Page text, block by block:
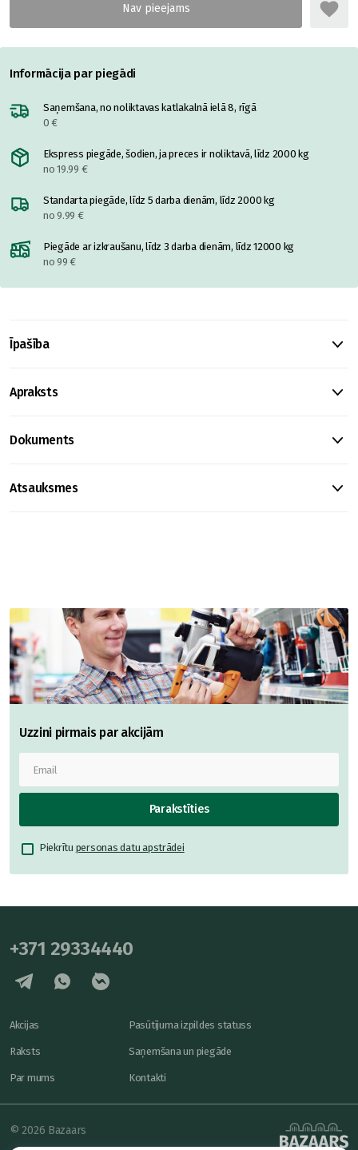
Informācija par piegādi
Saņemšana, no noliktavas katlakalnā ielā 8, rīgā
0 €
Ekspress piegāde, šodien, ja preces ir noliktavā, līdz 2000 kg
no 19.99 €
Standarta piegāde, līdz 5 darba dienām, līdz 2000 kg
no 9.99 €
Piegāde ar izkraušanu, līdz 3 darba dienām, līdz 12000 kg
no 99 €
Īpašība
Apraksts
Dokuments
Atsauksmes
Uzzini pirmais par akcijām
Parakstīties
Piekrītu personas datu apstrādei
+371 29334440
Akcijas
Raksts
Par mums
Pasūtījuma izpildes statuss
Saņemšana un piegāde
Kontakti
© 2026 Bazaars